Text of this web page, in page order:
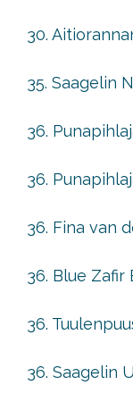
30.
35. Saagelin
36.
36.
36. Fina van
36. Blue Zafir
36.
36. Saagelin